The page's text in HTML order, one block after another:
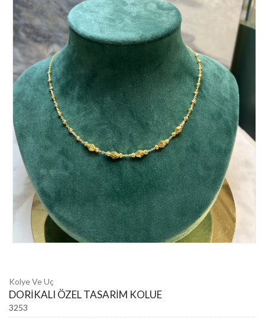
Kolye Ve Uç
DORİKALI ÖZEL TASARİM KOLUE
3253